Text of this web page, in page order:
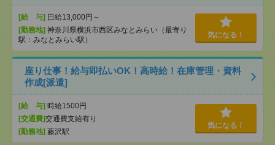
[給 与] 日給13,000円～
[勤務地] 神奈川県横浜市西区みなとみらい（最寄り
駅：みなとみらい駅）
気になる！
座り仕事！給与即払いOK！高時給！在庫管理・資料
作成[派遣]
[給 与] 時給1500円
[交通費]交通費支給有り
[勤務地] 藤沢駅
気になる！